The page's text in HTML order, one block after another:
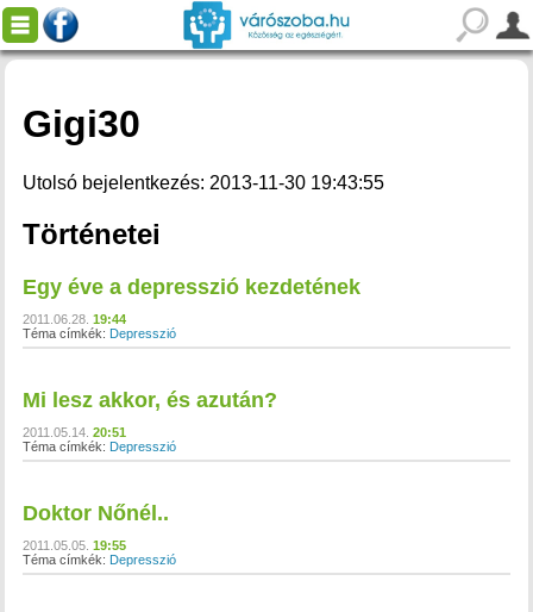
Gigi30
Utolsó bejelentkezés: 2013-11-30 19:43:55
Történetei
Egy éve a depresszió kezdetének
2011.06.28. 19:44
Téma címkék: Depresszió
Mi lesz akkor, és azután?
2011.05.14. 20:51
Téma címkék: Depresszió
Doktor Nőnél..
2011.05.05. 19:55
Téma címkék: Depresszió